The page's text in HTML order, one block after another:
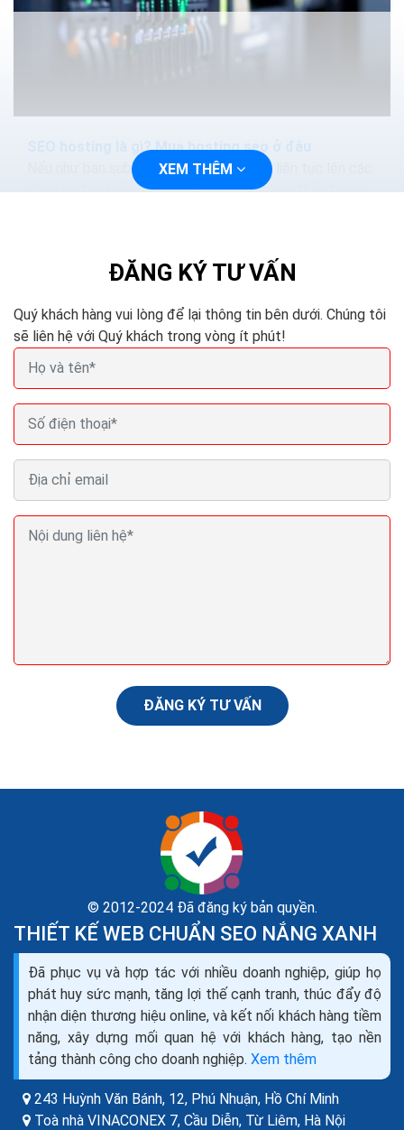
SEO hosting là gì? Mua hosting seo ở đâu
Nếu như bạn submit trang web của bạn liên tục lên các
công cụ tìm kiếm, nhưng nếu bạn vẫn chưa thấy trang
So sánh VPS và Cloud Server Server với VPS nhau
như thế nào?
Khác với Cloud Server, VPS lại có data được lưu trữ
trên máy vật lý. Nó có các tính năng như một server
riêng và có khả năng chia sẻ tài nguyên từ máy chủ...
XEM THÊM
ĐĂNG KÝ TƯ VẤN
Quý khách hàng vui lòng để lại thông tin bên dưới. Chúng tôi
sẽ liên hệ với Quý khách trong vòng ít phút!
ĐĂNG KÝ TƯ VẤN
© 2012-2024 Đã đăng ký bản quyền.
THIẾT KẾ WEB CHUẨN SEO NẮNG XANH
Đã phục vụ và hợp tác với nhiều doanh nghiệp, giúp họ
phát huy sức mạnh, tăng lợi thế cạnh tranh, thúc đẩy độ
nhận diện thương hiệu online, và kết nối khách hàng tiềm
năng, xây dựng mối quan hệ với khách hàng, tạo nền
tảng thành công cho doanh nghiệp. Xem thêm
243 Huỳnh Văn Bánh, 12, Phú Nhuận, Hồ Chí Minh
Toà nhà VINACONEX 7, Cầu Diễn, Từ Liêm, Hà Nội